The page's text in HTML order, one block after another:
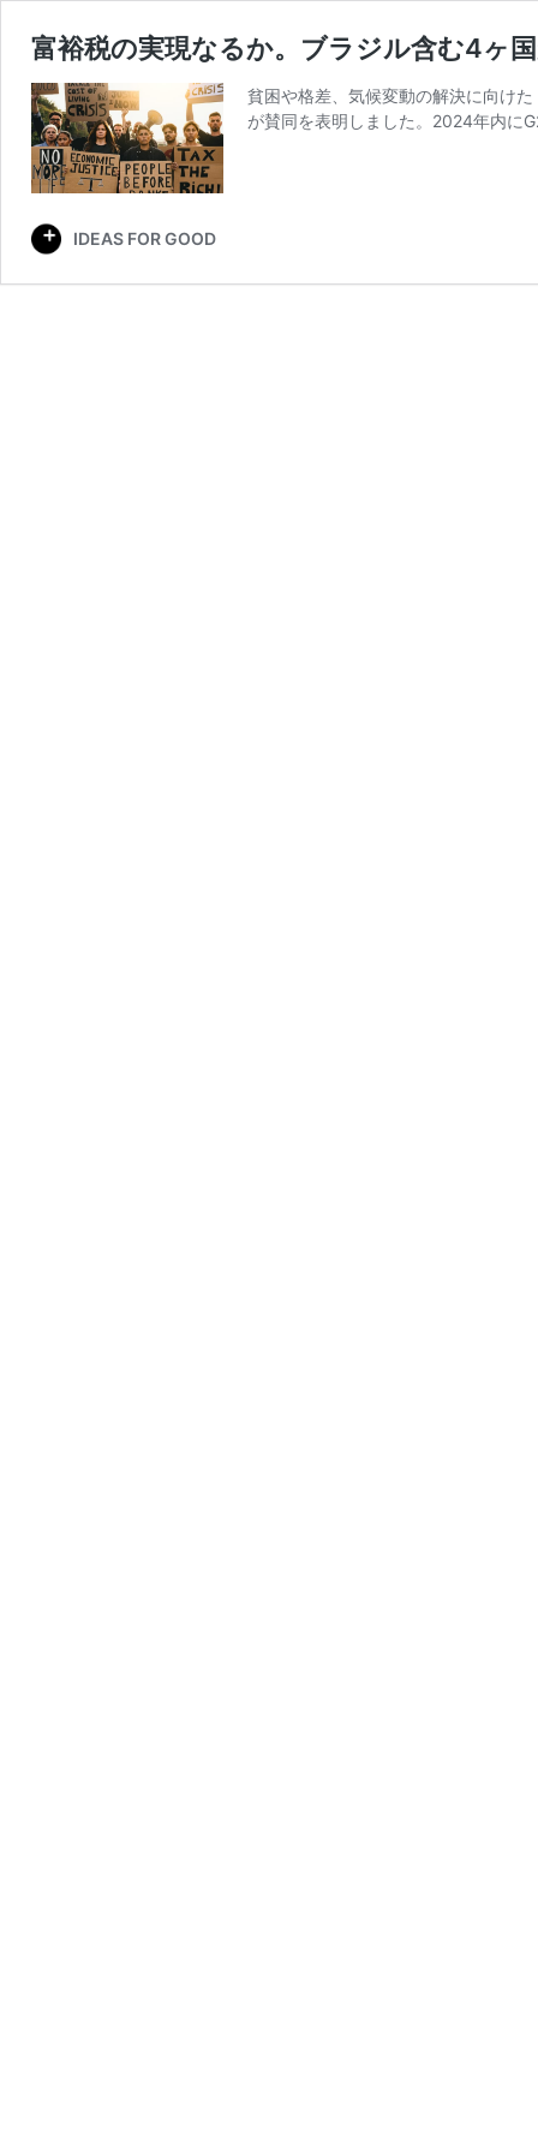
富裕税の実現なるか。ブラジル含む4ヶ
貧困や格差、気候変動の解決に向け
が賛同を表明しました。2024年内に
IDEAS FOR GOOD